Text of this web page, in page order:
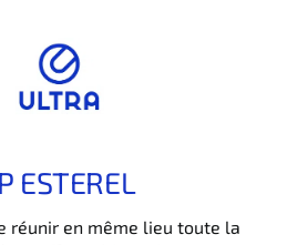
ESTEREL
réunir en même lieu toute la